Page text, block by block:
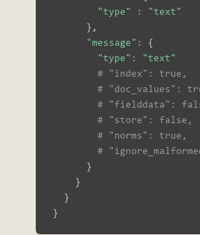
"type"
:
"text"
} ,
"message" :
{
"type" :
"text"
# "index": true,
# "doc_values":
# "fielddata":
# "store": false,
# "norms": true,
#
}
}
}
}